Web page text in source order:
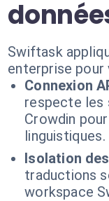
Swiftask
enterprise
Connexion
respecte les
Crowdin
linguistiques.
Isolation
traductions
workspace